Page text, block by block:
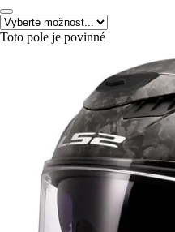
Toto pole je povinné